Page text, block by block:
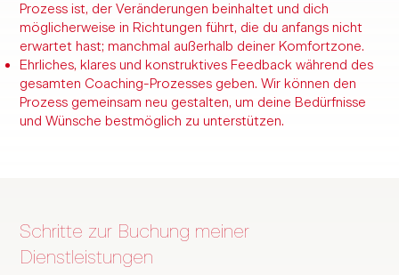
Prozess ist, der Veränderungen beinhaltet und dich
möglicherweise in Richtungen führt, die du anfangs nicht
erwartet hast; manchmal außerhalb deiner Komfortzone.
Ehrliches, klares und konstruktives Feedback während des
gesamten Coaching-Prozesses geben. Wir können den
Prozess gemeinsam neu gestalten, um deine Bedürfnisse
und Wünsche bestmöglich zu unterstützen.
Schritte zur Buchung meiner
Dienstleistungen